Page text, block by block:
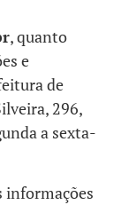
, quanto
e
de
296,
a sexta-
informações